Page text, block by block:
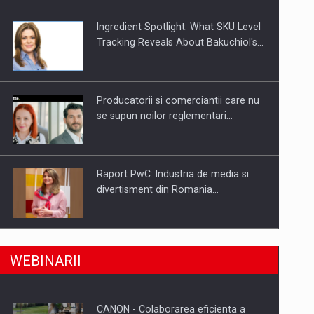
compania intr-o tranzactie de peste 25…
Ingredient Spotlight: What SKU Level
Tracking Reveals About Bakuchiol's…
Producatorii si comerciantii care nu
se supun noilor reglementari…
Raport PwC: Industria de media si
divertisment din Romania…
Ce nu stiu Directorii de HR despre
WEBINARII
CANON - Colaborarea eficienta a